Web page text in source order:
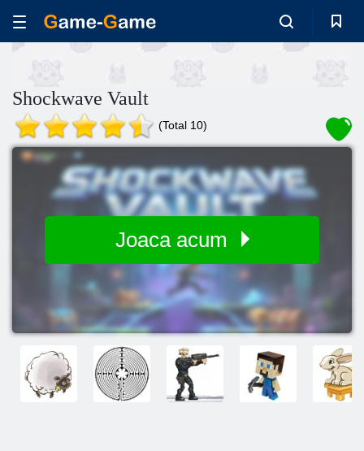
Shockwave Vault
(Total 10)
Joaca acum